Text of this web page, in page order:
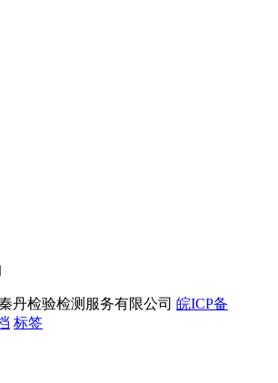
丹检验检测服务有限公司 皖ICP备
标签